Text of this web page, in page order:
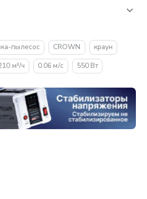
пылесос CROWN
краун
м³/ч 0.06 м/с 550 Вт